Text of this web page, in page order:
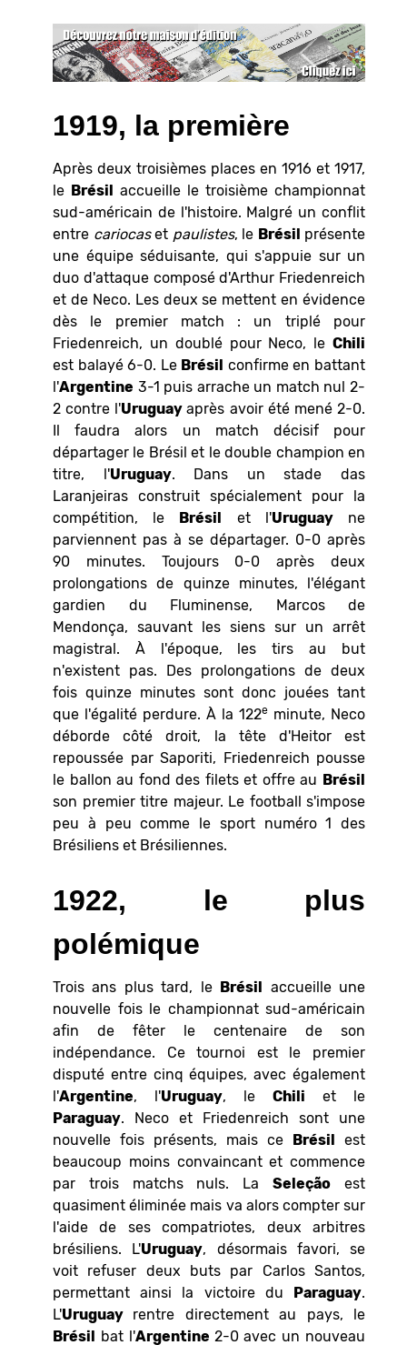
1919, la première
Après deux troisièmes places en 1916 et 1917,
le Brésil accueille le troisième championnat
sud-américain de l'histoire. Malgré un conflit
entre cariocaset paulistes, le Brésil présente
une équipe séduisante, qui s'appuie sur un
duo d'attaque composé d'Arthur Friedenreich
et de Neco. Les deux se mettent en évidence
dès le premier match : un triplé pour
Friedenreich, un doublé pour Neco, le Chili
est balayé 6-0. Le Brésil confirme en battant
l'Argentine 3-1 puis arrache un match nul 2-
2 contre l'Uruguayaprès avoir été mené 2-0.
Il faudra alors un match décisif pour
départager le Brésil et le double champion en
titre, l'Uruguay. Dans un stade das
Laranjeiras construit spécialement pour la
compétition, le Brésil et l'Uruguayne
parviennent pas à se départager. 0-0 après
90 minutes. Toujours 0-0 après deux
prolongations de quinze minutes, l'élégant
gardien du Fluminense, Marcos de
Mendonça, sauvant les siens sur un arrêt
magistral. À l'époque, les tirs au but
n'existent pas. Des prolongations de deux
fois quinze minutes sont donc jouées tant
que l'égalité perdure. À la 122e minute, Neco
déborde côté droit, la tête d'Heitor est
repoussée par Saporiti, Friedenreich pousse
le ballon au fond des filets et offre au Brésil
son premier titre majeur. Le football s'impose
peu à peu comme le sport numéro 1 des
Brésiliens et Brésiliennes.
1922, le plus
polémique
Trois ans plus tard, le Brésil accueille une
nouvelle fois le championnat sud-américain
afin de fêter le centenaire de son
indépendance. Ce tournoi est le premier
disputé entre cinq équipes, avec également
l'Argentine, l'Uruguay, le Chili et le
Paraguay. Neco et Friedenreich sont une
nouvelle fois présents, mais ce Brésil est
beaucoup moins convaincant et commence
par trois matchs nuls. LaSeleção est
quasiment éliminée mais va alors compter sur
l'aide de ses compatriotes, deux arbitres
brésiliens. L'Uruguay, désormais favori, se
voit refuser deux buts par Carlos Santos,
permettant ainsi la victoire du Paraguay.
L'Uruguay rentre directement au pays, le
Brésil bat l'Argentine 2-0 avec un nouveau